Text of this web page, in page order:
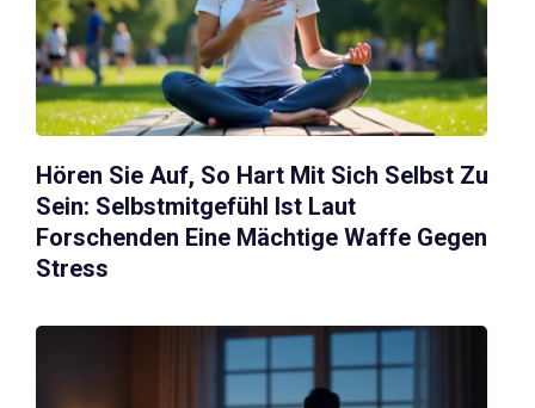
Hören Sie Auf, So Hart Mit Sich Selbst Zu
Sein: Selbstmitgefühl Ist Laut
Forschenden Eine Mächtige Waffe Gegen
Stress